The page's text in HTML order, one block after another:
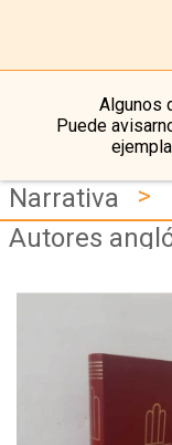
Algunos
Puede
Narrativa
>
Autores